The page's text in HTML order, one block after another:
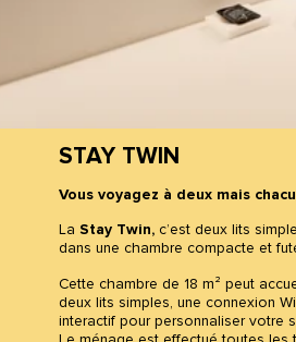
STAY TWIN
Vous voyagez à deux mais
La Stay Twin,c’est deux lits
dans une chambre compacte et
Cette chambre de 18 m² peut
deux lits simples, une connexion
interactif pour personnaliser votre